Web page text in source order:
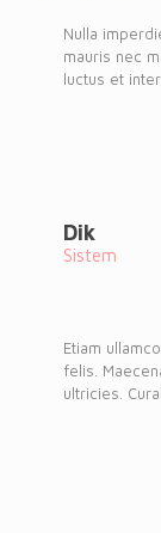
Nulla
mauris nec
luctus et
Dik
Sistem
Etiam
felis.
ultricies.